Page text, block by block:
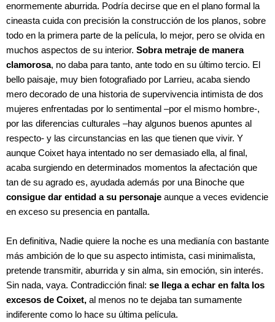
enormemente aburrida. Podría decirse que en el plano formal la
cineasta cuida con precisión la construcción de los planos, sobre
todo en la primera parte de la película, lo mejor, pero se olvida en
muchos aspectos de su interior. Sobra metraje de manera
clamorosa, no daba para tanto, ante todo en su último tercio. El
bello paisaje, muy bien fotografiado por Larrieu, acaba siendo
mero decorado de una historia de supervivencia intimista de dos
mujeres enfrentadas por lo sentimental –por el mismo hombre-,
por las diferencias culturales –hay algunos buenos apuntes al
respecto- y las circunstancias en las que tienen que vivir. Y
aunque Coixet haya intentado no ser demasiado ella, al final,
acaba surgiendo en determinados momentos la afectación que
tan de su agrado es, ayudada además por una Binoche que
consigue dar entidad a su personaje aunque a veces evidencie
en exceso su presencia en pantalla.
En definitiva, Nadie quiere la noche es una medianía con bastante
más ambición de lo que su aspecto intimista, casi minimalista,
pretende transmitir, aburrida y sin alma, sin emoción, sin interés.
Sin nada, vaya. Contradicción final: se llega a echar en falta los
excesos de Coixet, al menos no te dejaba tan sumamente
indiferente como lo hace su última película.